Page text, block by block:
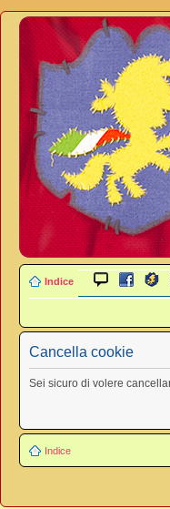
Indice
Cancella cookie
Sei sicuro di volere
Indice